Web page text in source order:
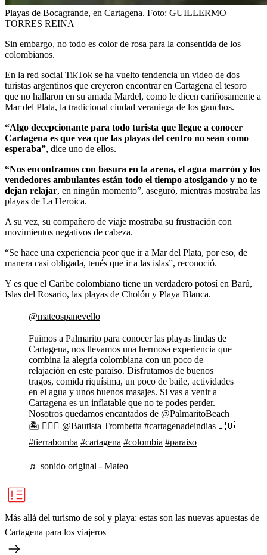
Playas de Bocagrande, en Cartagena. Foto: GUILLERMO
TORRES REINA
Sin embargo, no todo es color de rosa para la consentida de los
colombianos.
En la red social TikTok se ha vuelto tendencia un video de dos
turistas argentinos que creyeron encontrar en Cartagena el tesoro
que no hallaron en su amada Mardel, como le dicen cariñosamente a
Mar del Plata, la tradicional ciudad veraniega de los gauchos.
“Algo decepcionante para todo turista que llegue a conocer
Cartagena es que vea que las playas del centro no sean como
esperaba”, dice uno de ellos.
“Nos encontramos con basura en la arena, el agua marrón y los
vendedores ambulantes están todo el tiempo atosigando y no te
dejan relajar, en ningún momento”, aseguró, mientras mostraba las
playas de La Heroica.
A su vez, su compañero de viaje mostraba su frustración con
movimientos negativos de cabeza.
“Se hace una experiencia peor que ir a Mar del Plata, por eso, de
manera casi obligada, tenés que ir a las islas”, reconoció.
Y es que el Caribe colombiano tiene un verdadero potosí en Barú,
Islas del Rosario, las playas de Cholón y Playa Blanca.
@mateospanevello
Fuimos a Palmarito para conocer las playas lindas de
Cartagena, nos llevamos una hermosa experiencia que
combina la alegría colombiana con un poco de
relajación en este paraíso. Disfrutamos de buenos
tragos, comida riquísima, un poco de baile, actividades
en el agua y unos buenos masajes. Si vas a venir a
Cartagena es un inflatable que no te podes perder.
Nosotros quedamos encantados de @PalmaritoBeach
🏝 ❤️‍🔥✨ @Bautista Trombetta #cartagenadeindias🇨🇴
#tierrabomba #cartagena #colombia #paraiso
♬ sonido original - Mateo
Más allá del turismo de sol y playa: estas son las nuevas apuestas de
Cartagena para los viajeros